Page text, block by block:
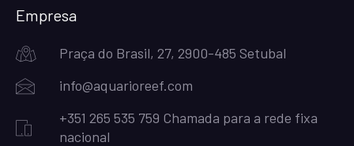
Empresa
Praça do Brasil, 27, 2900-485 Setubal
info@aquarioreef.com
+351 265 535 759 Chamada para a rede fixa
nacional